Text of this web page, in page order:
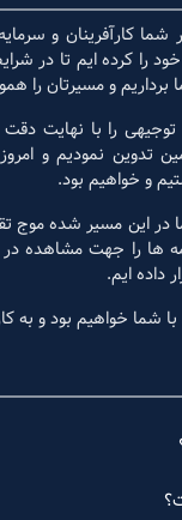
کنار شما کارآفرینان و
را کرده ایم تا در
برداریم و مسیرتان را
فقره طرح توجیهی را با
تدوین نمودیم و
و خواهیم بود.
در این مسیر شده
ها را جهت مشاهده در
داده ایم.
شما خواهیم بود و به